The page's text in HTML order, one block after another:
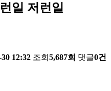
일 저런일
12:32 조회 5,687회 댓글0건